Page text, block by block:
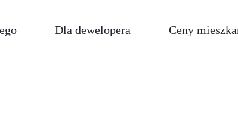
Dla dewelopera Ceny